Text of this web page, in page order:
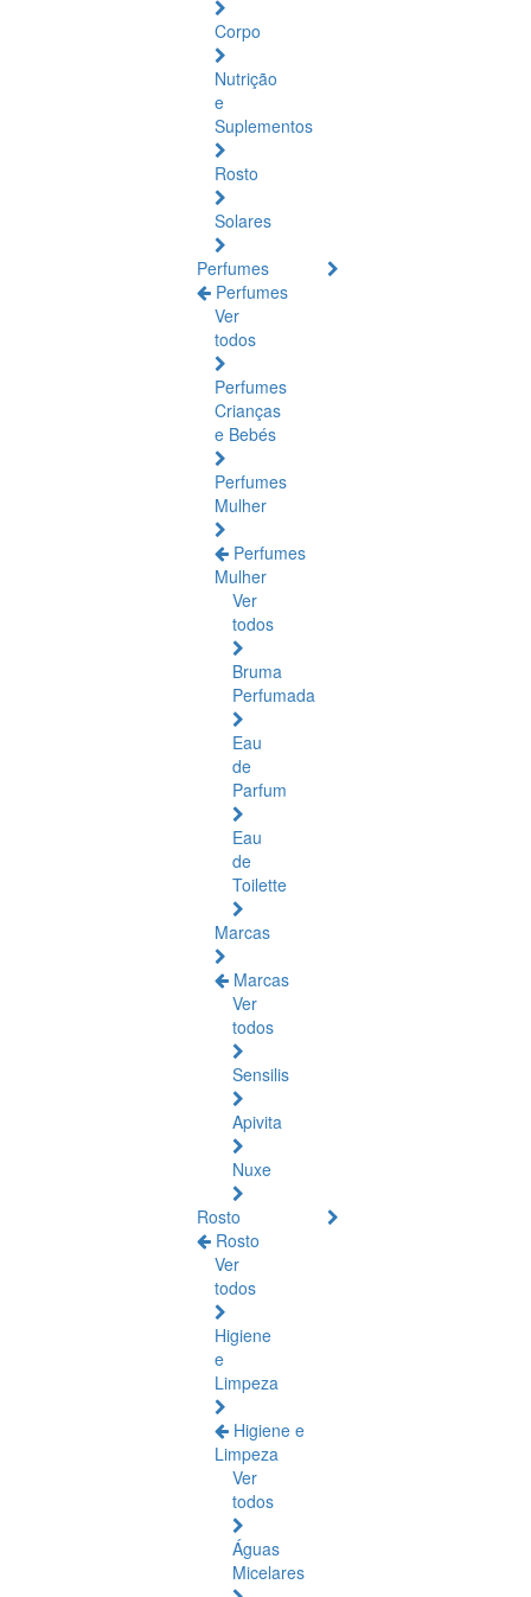
Corpo
Nutrição
e
Suplementos
Rosto
Solares
Perfumes
Perfumes
Ver
todos
Perfumes
Crianças
e Bebés
Perfumes
Mulher
Perfumes
Mulher
Ver
todos
Bruma
Perfumada
Eau
de
Parfum
Eau
de
Toilette
Marcas
Marcas
Ver
todos
Sensilis
Apivita
Nuxe
Rosto
Rosto
Ver
todos
Higiene
e
Limpeza
Higiene e
Limpeza
Ver
todos
Águas
Micelares